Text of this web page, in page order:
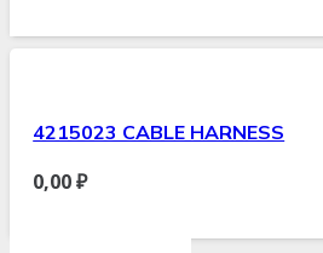
4215023 CABLE HARNESS
0,00₽